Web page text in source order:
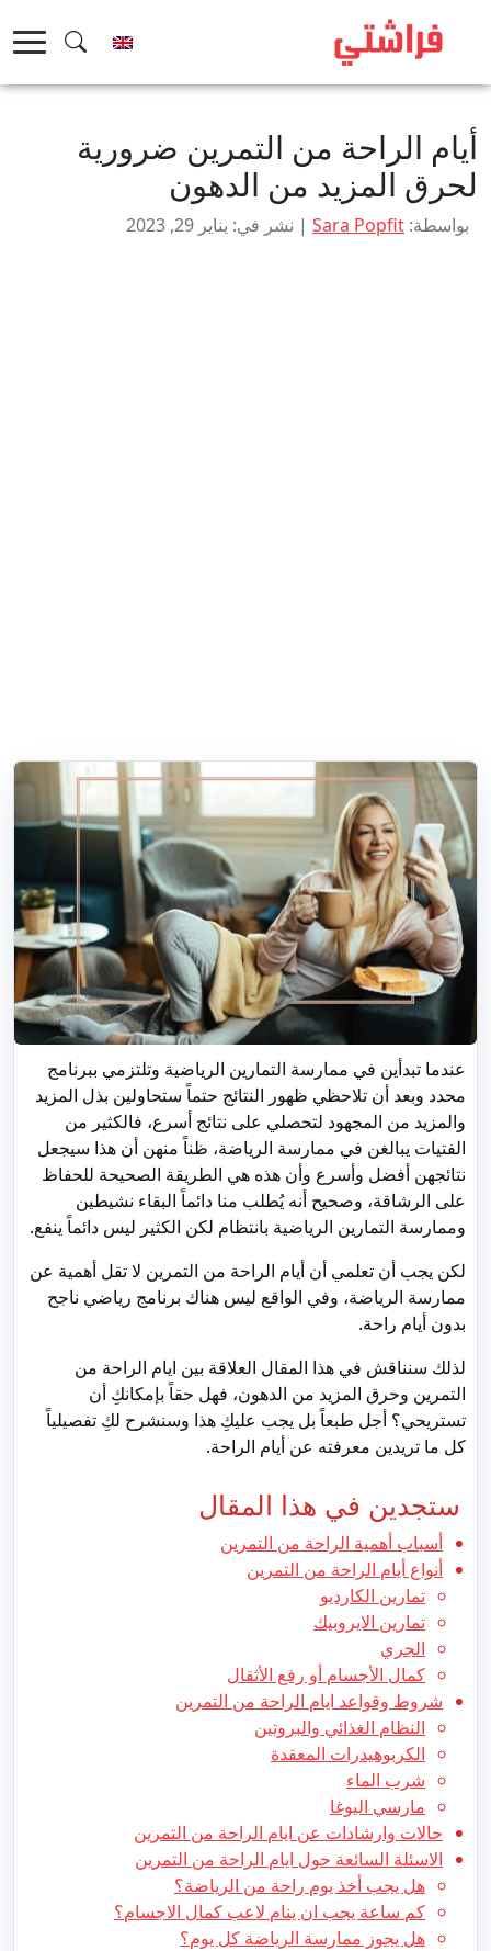
أيام الراحة من التمرين ضرورية
لحرق المزيد من الدهون
بواسطة: Sara Popfit | نشر في: يناير 29, 2023
عندما تبدأين في ممارسة التمارين الرياضية وتلتزمي ببرنامج
محدد وبعد أن تلاحظي ظهور النتائج حتماً ستحاولين بذل المزيد
والمزيد من المجهود لتحصلي على نتائج أسرع، فالكثير من
الفتيات يبالغن في ممارسة الرياضة، ظناً منهن أن هذا سيجعل
نتائجهن أفضل وأسرع وأن هذه هي الطريقة الصحيحة للحفاظ
على الرشاقة، وصحيح أنه يُطلب منا دائماً البقاء نشيطين
وممارسة التمارين الرياضية بانتظام لكن الكثير ليس دائماً ينفع.
لكن يجب أن تعلمي أن أيام الراحة من التمرين لا تقل أهمية عن
ممارسة الرياضة، وفي الواقع ليس هناك برنامج رياضي ناجح
بدون أيام راحة.
لذلك سنناقش في هذا المقال العلاقة بين ايام الراحة من
التمرين وحرق المزيد من الدهون، فهل حقاً بإمكانكِ أن
تستريحي؟ أجل طبعاً بل يجب عليكِ هذا وسنشرح لكِ تفصيلياً
كل ما تريدين معرفته عن أيام الراحة.
ستجدين في هذا المقال
أسباب أهمية الراحة من التمرين
أنواع أيام الراحة من التمرين
تمارين الكارديو
تمارين الايروبيك
الجري
كمال الأجسام أو رفع الأثقال
شروط وقواعد ايام الراحة من التمرين
النظام الغذائي والبروتين
الكربوهيدرات المعقدة
شرب الماء
مارسي اليوغا
حالات وارشادات عن ايام الراحة من التمرين
الاسئلة السائعة حول ايام الراحة من التمرين
هل يجب أخذ يوم راحة من الرياضة؟
كم ساعة يجب ان ينام لاعب كمال الاجسام؟
هل يجوز ممارسة الرياضة كل يوم؟